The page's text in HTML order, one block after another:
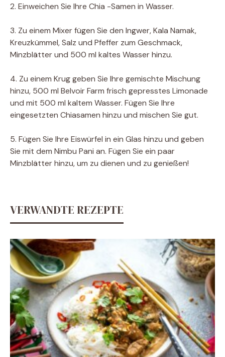
2. Einweichen Sie Ihre Chia -Samen in Wasser.
3. Zu einem Mixer fügen Sie den Ingwer, Kala Namak,
Kreuzkümmel, Salz und Pfeffer zum Geschmack,
Minzblätter und 500 ml kaltes Wasser hinzu.
4. Zu einem Krug geben Sie Ihre gemischte Mischung
hinzu, 500 ml Belvoir Farm frisch gepresstes Limonade
und mit 500 ml kaltem Wasser. Fügen Sie Ihre
eingesetzten Chiasamen hinzu und mischen Sie gut.
5. Fügen Sie Ihre Eiswürfel in ein Glas hinzu und geben
Sie mit dem Nimbu Pani an. Fügen Sie ein paar
Minzblätter hinzu, um zu dienen und zu genießen!
VERWANDTE REZEPTE